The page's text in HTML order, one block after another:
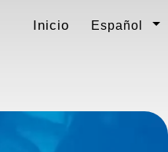
Inicio Español